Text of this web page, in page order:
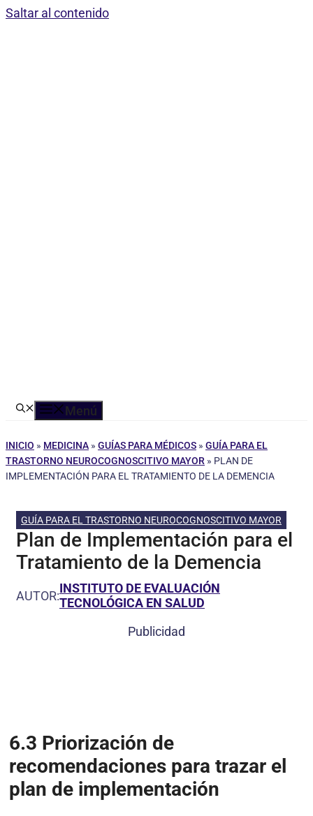
Saltar al contenido
Menú
INICIO » MEDICINA » GUÍAS PARA MÉDICOS » GUÍA PARA EL
TRASTORNO NEUROCOGNOSCITIVO MAYOR » PLAN DE
IMPLEMENTACIÓN PARA EL TRATAMIENTO DE LA DEMENCIA
GUÍA PARA EL TRASTORNO NEUROCOGNOSCITIVO MAYOR
Plan de Implementación para el
Tratamiento de la Demencia
AUTOR:INSTITUTO DE EVALUACIÓN
TECNOLÓGICA EN SALUD
Publicidad
6.3 Priorización de
recomendaciones para trazar el
plan de implementación